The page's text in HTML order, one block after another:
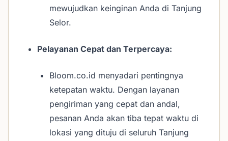
mewujudkan keinginan Anda di Tanjung
Selor.
Pelayanan Cepat dan Terpercaya:
Bloom.co.id menyadari pentingnya
ketepatan waktu. Dengan layanan
pengiriman yang cepat dan andal,
pesanan Anda akan tiba tepat waktu di
lokasi yang dituju di seluruh Tanjung